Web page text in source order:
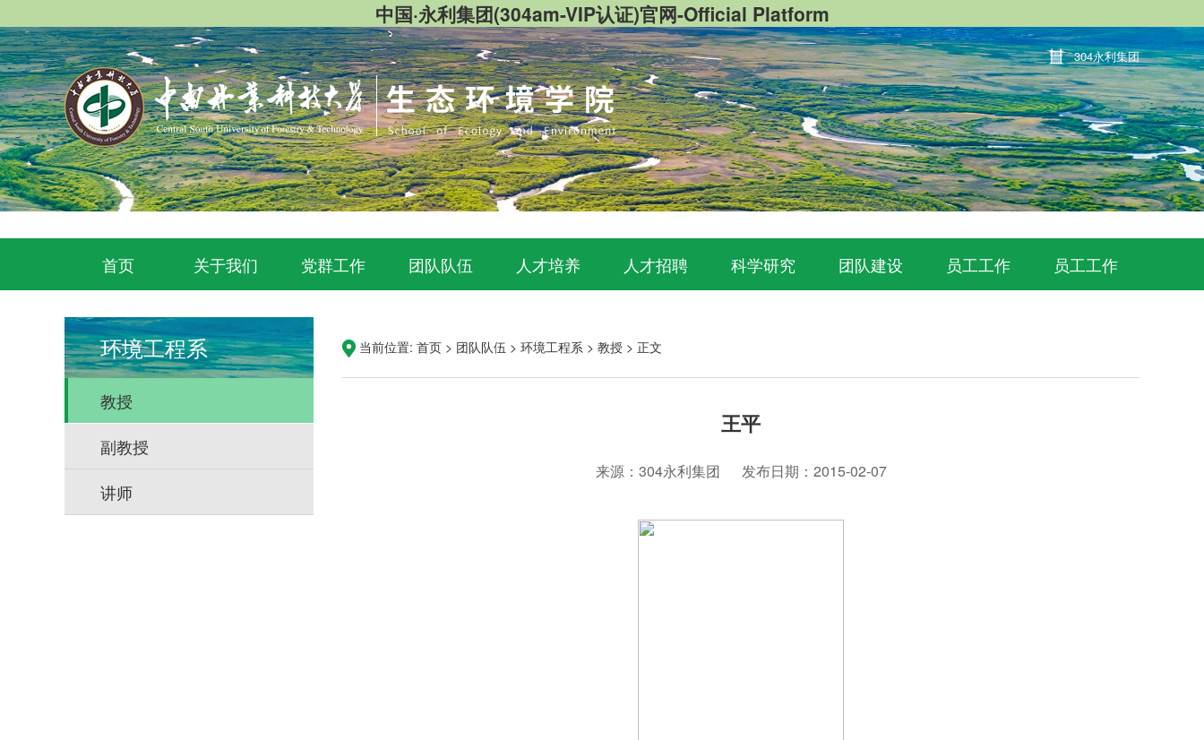
中国·永利集团(304am-VIP认证)官网-Official Platform
304永利集团
首页 关于我们 党群工作 团队队伍 人才培养 人才招聘 科学研究 团队建设 员工工作 员工工作
环境工程系
教授
副教授
讲师
当前位置: 首页 > 团队队伍 > 环境工程系 > 教授 > 正文
王平
来源：304永利集团 发布日期：2015-02-07